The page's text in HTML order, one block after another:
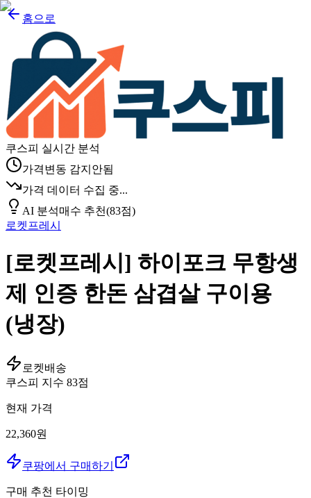
홈으로
쿠스피 실시간 분석
가격변동 감지안됨
가격 데이터 수집 중...
AI 분석매수 추천(83점)
로켓프레시
[로켓프레시] 하이포크 무항생
제 인증 한돈 삼겹살 구이용
(냉장)
로켓배송
쿠스피 지수 83점
현재 가격
22,360원
쿠팡에서 구매하기
구매 추천 타이밍